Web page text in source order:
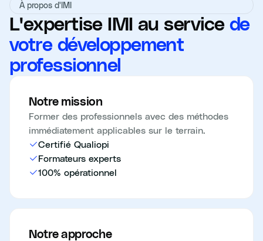
À propos d'IMI
L'expertise IMI au service de
votre développement
professionnel
Notre mission
Former des professionnels avec des méthodes
immédiatement applicables sur le terrain.
Certifié Qualiopi
Formateurs experts
100% opérationnel
Notre approche